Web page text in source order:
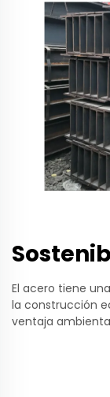
El acero tiene
la construcción
ventaja